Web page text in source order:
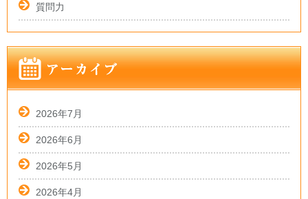
質問力
2026年7月
2026年6月
2026年5月
2026年4月